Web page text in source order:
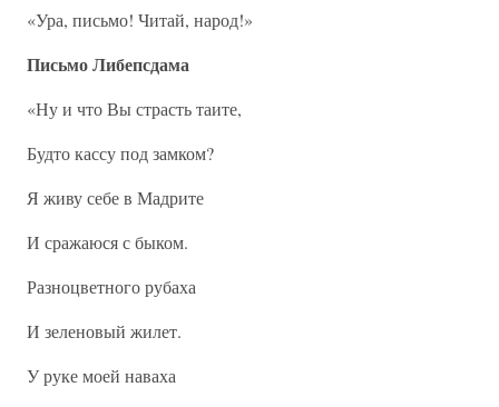
«Ура, письмо! Читай, народ!»
Письмо Либепсдама
«Ну и что Вы страсть таите,
Будто кассу под замком?
Я живу себе в Мадрите
И сражаюся с быком.
Разноцветного рубаха
И зеленовый жилет.
У руке моей наваха